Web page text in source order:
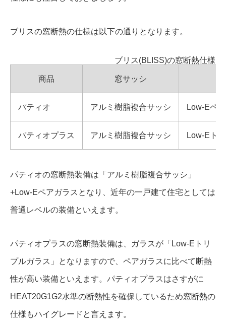
ブリスの窓断熱の仕様は以下の通りとなります。
ブリス(BLISS)の窓断熱仕様
商品 窓サッシ
パティオ アルミ樹脂複合サッシ Low-Eペ
パティオプラス アルミ樹脂複合サッシ Low-Eト
パティオの窓断熱装備は「アルミ樹脂複合サッシ」
+Low-Eペアガラスとなり、近年の一戸建て住宅としては
普通レベルの装備といえます。
パティオプラスの窓断熱装備は、ガラスが「Low-Eトリ
プルガラス」となりますので、ペアガラスに比べて断熱
性が高い装備といえます。パティオプラスはさすがに
HEAT20G1G2水準の断熱性を確保しているため窓断熱の
仕様もハイグレードと言えます。